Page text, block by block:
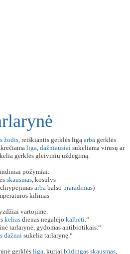
žodis, reiškiantis gerklės ligą arbagerklės
liga, dažniausiaisukeliama virusų ar
gerklės gleivinių uždegimą.
požymiai:
skausmas, kosulys
arba balso praradimas)
kilimas
vartojime:
keliasdienas negalėjo kalbėti.“
tarlarynė, gydomas antibiotikais.“
dažnaisukelia tarlarynę.“
gerklės liga, kuriai būdingas skausmas,